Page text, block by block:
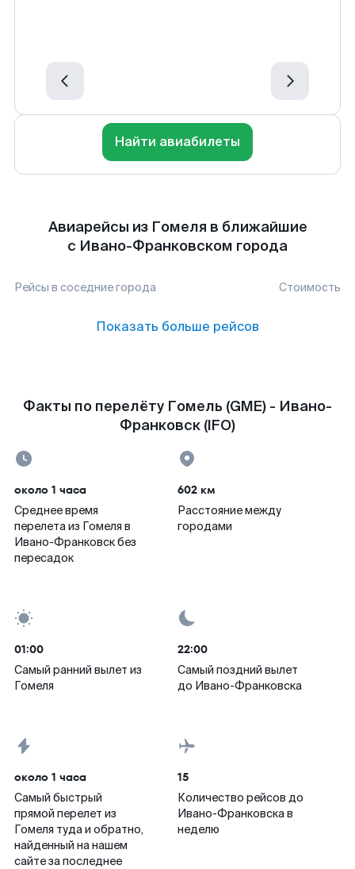
Найти авиабилеты
Авиарейсы из Гомеля в ближайшие
с Ивано-Франковском города
Рейсы в соседние города Стоимость
Показать больше рейсов
Факты по перелёту Гомель (GME) - Ивано-
Франковск (IFO)
около 1 часа
Среднее время
перелета из Гомеля в
Ивано-Франковск без
пересадок
602 км
Расстояние между
городами
01:00
Самый ранний вылет из
Гомеля
22:00
Самый поздний вылет
до Ивано-Франковска
около 1 часа
Самый быстрый
прямой перелет из
Гомеля туда и обратно,
найденный на нашем
сайте за последнее
15
Количество рейсов до
Ивано-Франковска в
неделю